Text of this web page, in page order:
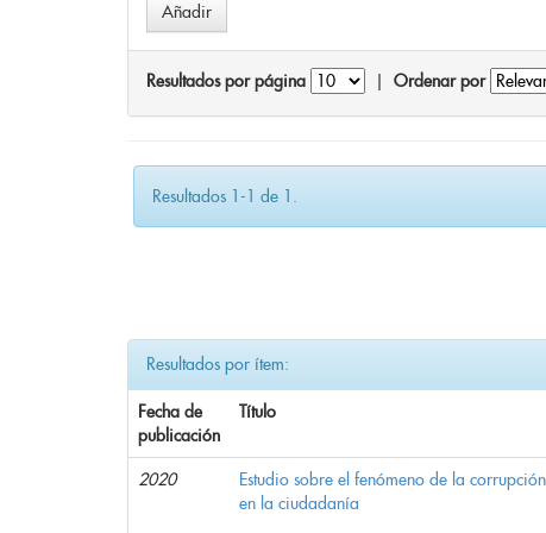
Resultados por página Ordenar por
Resultados 1-1 de 1.
Resultados por ítem:
Fecha de
publicación
Título
2020
Estudio sobre el fenómeno de la
en la ciudadanía